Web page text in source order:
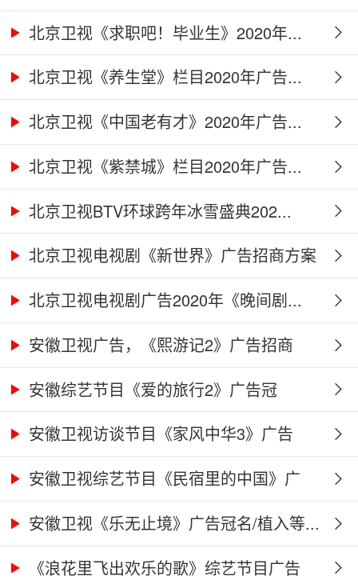
商...北京卫视《求职吧！毕业生》2020年...
北京卫视《养生堂》栏目2020年广告...
北京卫视《中国老有才》2020年广告...
北京卫视《紫禁城》栏目2020年广告...
北京卫视BTV环球跨年冰雪盛典202...
北京卫视电视剧《新世界》广告招商方案
北京卫视电视剧广告2020年《晚间剧...
安徽卫视广告，《熙游记2》广告招商
合...安徽综艺节目《爱的旅行2》广告冠
名、...
安徽卫视访谈节目《家风中华3》广告
合...安徽卫视综艺节目《民宿里的中国》广
告...安徽卫视《乐无止境》广告冠名/植入等...
《浪花里飞出欢乐的歌》综艺节目广告